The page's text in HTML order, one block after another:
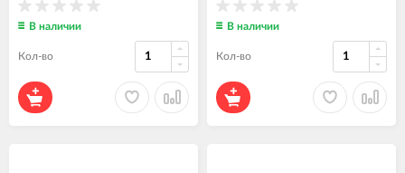
В наличии
Кол-во
В наличии
Кол-во